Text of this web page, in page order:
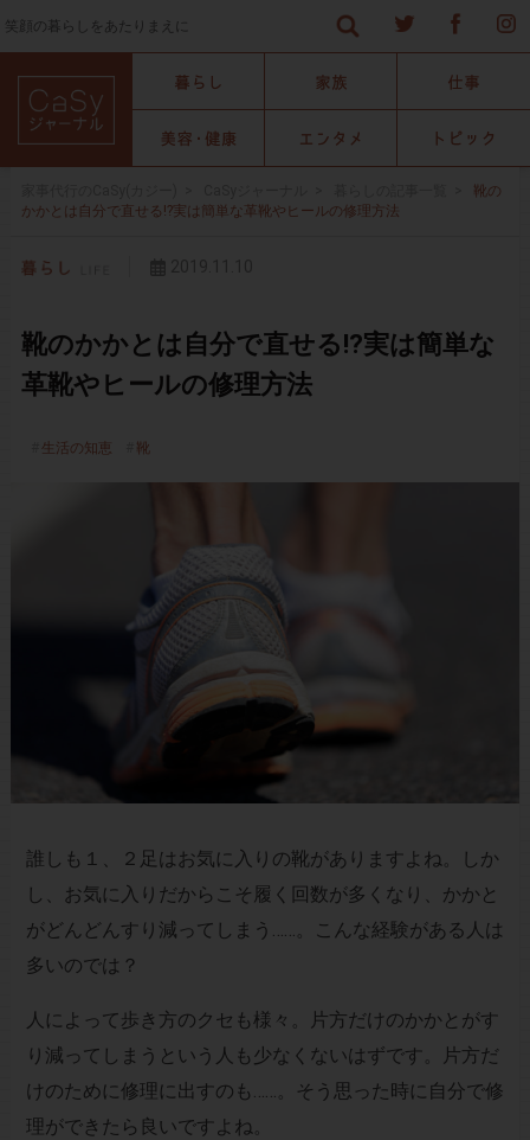
笑顔の暮らしをあたりまえに
靴の
かかとは自分で直せる!?実は簡単な革靴やヒールの修理方法
靴のかかとは自分で直せる!?実は簡単な
革靴やヒールの修理方法
生活の知恵 靴
誰しも１、２足はお気に入りの靴がありますよね。しか
し、お気に入りだからこそ履く回数が多くなり、かかと
がどんどんすり減ってしまう……。こんな経験がある人は
多いのでは？
人によって歩き方のクセも様々。片方だけのかかとがす
り減ってしまうという人も少なくないはずです。片方だ
けのために修理に出すのも……。そう思った時に自分で修
理ができたら良いですよね。